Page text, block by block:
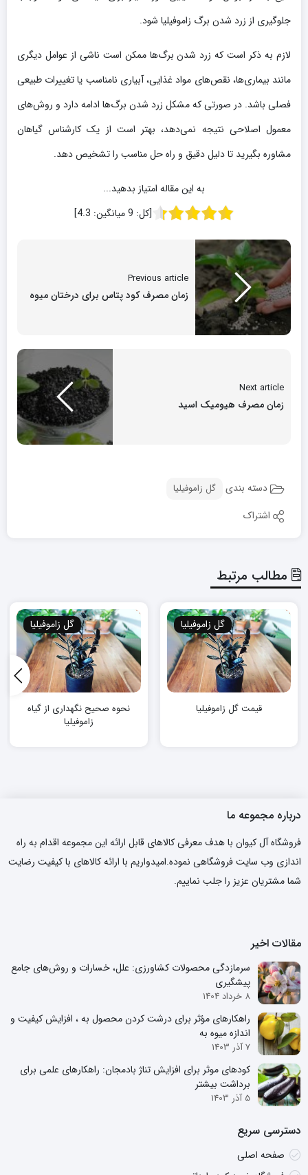
جلوگیری از زرد شدن برگ زاموفیلیا شود.
لازم به ذکر است که زرد شدن برگ‌ها ممکن است ناشی از عوامل دیگری
مانند بیماری‌ها، نقص‌های مواد غذایی، آبیاری نامناسب یا تغییرات طبیعی
فصلی باشد. در صورتی که مشکل زرد شدن برگ‌ها ادامه دارد و روش‌های
معمول اصلاحی نتیجه نمی‌دهد، بهتر است از یک کارشناس گیاهان
مشاوره بگیرید تا دلیل دقیق و راه حل مناسب را تشخیص دهد.
به این مقاله امتیاز بدهید...
[کل: 9میانگین: 4.3
]
Previous article
زمان مصرف کود پتاس برای درختان میوه
Next article
زمان مصرف هیومیک اسید
دسته بندی گل زاموفیلیا
اشتراک
مطالب مرتبط
گل زاموفیلیا
قیمت گل زاموفیلیا
گل زاموفیلیا
نحوه صحیح نگهداری از گیاه
زاموفیلیا
درباره مجموعه ما
فروشگاه آل کیوان با هدف معرفی کالاهای قابل ارائه این مجموعه اقدام به راه
اندازی وب سایت فروشگاهی نموده.امیدواریم با ارائه کالاهای با کیفیت رضایت
شما مشتریان عزیز را جلب نماییم.
مقالات اخیر
سرمازدگی محصولات کشاورزی: علل، خسارات و روش‌های جامع
پیشگیری
8 خرداد 1404
راهکارهای مؤثر برای درشت کردن محصول به ، افزایش کیفیت و
اندازه میوه به
7 آذر 1403
کودهای موثر برای افزایش تناژ بادمجان: راهکارهای علمی برای
برداشت بیشتر
5 آذر 1403
دسترسی سریع
صفحه اصلی